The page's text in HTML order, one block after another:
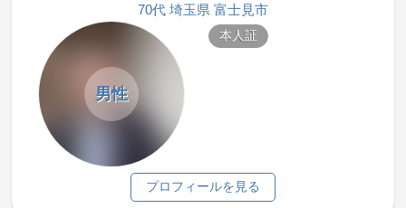
70代 埼玉県 富士見市
男性
本人証
プロフィールを見る